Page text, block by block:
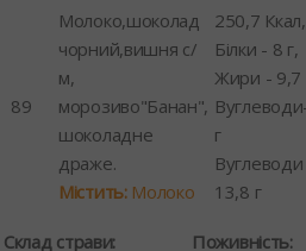
89
Молоко,шоколад
чорний,вишня с/
м,
морозиво"Банан",
шоколадне
драже.
Містить:Молоко
250,7 Ккал,
Білки - 8 г,
Жири - 9,7
г
13,8 г
Склад страви: Поживність: